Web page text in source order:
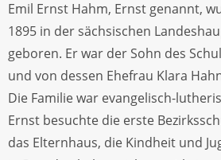
Emil Ernst Hahm, Ernst genannt,
1895 in der sächsischen
geboren. Er war der Sohn des
und von dessen Ehefrau Klara
Die Familie war evangelisch-
Ernst besuchte die erste
das Elternhaus, die Kindheit und